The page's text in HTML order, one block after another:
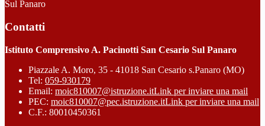
Sul Panaro
Contatti
Istituto Comprensivo A. Pacinotti San Cesario Sul Panaro
Piazzale A. Moro, 35 - 41018 San Cesario s.Panaro (MO)
Tel: 059-930179
Email: moic810007@istruzione.itLink per inviare una mail
PEC: moic810007@pec.istruzione.itLink per inviare una mail
C.F.: 80010450361